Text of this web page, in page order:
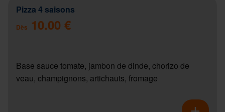
Pizza 4 saisons
Dès 10.00 €
Base sauce tomate, jambon de dinde, chorizo de
veau, champignons, artichauts, fromage